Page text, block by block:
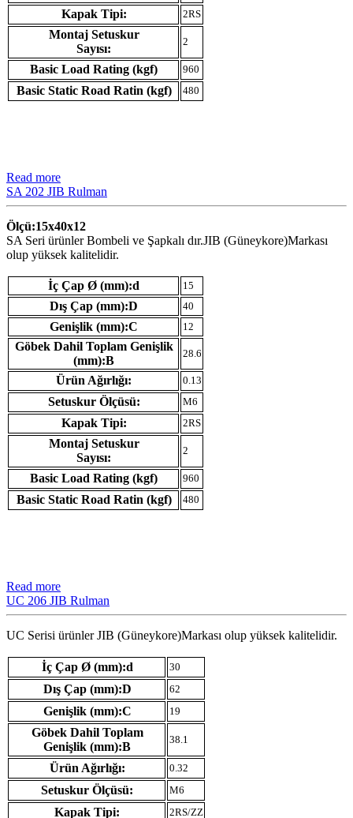
Kapak Tipi: 2RS
Montaj Setuskur
Sayısı:
2
Basic Load Rating (kgf) 960
Basic Static Road Ratin (kgf) 480
Read more
SA 202 JIB Rulman
Ölçü:15x40x12
SA Seri ürünler Bombeli ve Şapkalı dır.JIB (Güneykore)Markası
olup yüksek kalitelidir.
İç Çap Ø (mm):d 15
Dış Çap (mm):D 40
Genişlik (mm):C 12
Göbek Dahil Toplam Genişlik
(mm):B
28.6
Ürün Ağırlığı: 0.13
Setuskur Ölçüsü: M6
Kapak Tipi: 2RS
Montaj Setuskur
Sayısı:
2
Basic Load Rating (kgf) 960
Basic Static Road Ratin (kgf) 480
Read more
UC 206 JIB Rulman
UC Serisi ürünler JIB (Güneykore)Markası olup yüksek kalitelidir.
İç Çap Ø (mm):d 30
Dış Çap (mm):D 62
Genişlik (mm):C 19
Göbek Dahil Toplam
Genişlik (mm):B
38.1
Ürün Ağırlığı: 0.32
Setuskur Ölçüsü: M6
Kapak Tipi: 2RS/ZZ